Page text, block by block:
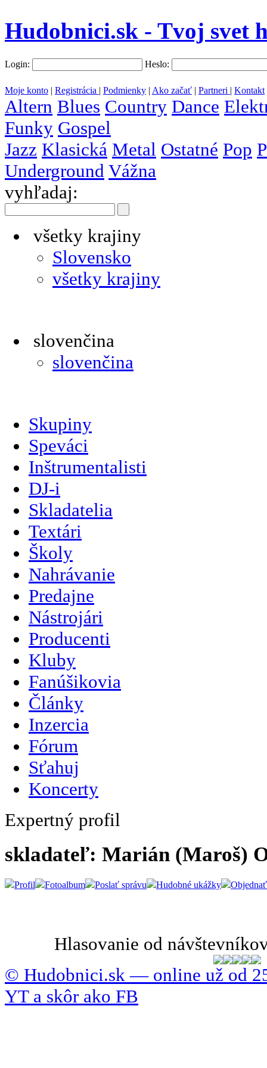
Hudobnici.sk - Tvoj svet
Login: Heslo:
Moje konto | Registrácia | Podmienky | Ako začať | Partneri | Kontakt
Altern Blues Country Dance
Funky Gospel
Jazz Klasická Metal Ostatné Pop
Underground Vážna
vyhľadaj:
všetky krajiny
Slovensko
všetky krajiny
slovenčina
slovenčina
Skupiny
Speváci
Inštrumentalisti
DJ-i
Skladatelia
Textári
Školy
Nahrávanie
Predajne
Nástrojári
Producenti
Kluby
Fanúšikovia
Články
Inzercia
Fórum
Sťahuj
Koncerty
Expertný profil
skladateľ: Marián (Maroš)
Profil Fotoalbum Poslať správu Hudobné ukážky Objednať
Hlasovanie od
© Hudobnici.sk — online už od
YT a skôr ako FB